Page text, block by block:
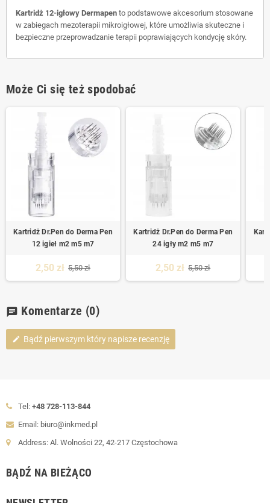
Kartridż 12-igłowy Dermapen to podstawowe akcesorium stosowane
w zabiegach mezoterapii mikroigłowej, które umożliwia skuteczne i
bezpieczne przeprowadzanie terapii poprawiających kondycję skóry.
Może Ci się też spodobać
Kartridż Dr.Pen do Derma Pen
12 igieł m2 m5 m7
2,50 zł 5,50 zł
Kartridż Dr.Pen do Derma Pen
24 igły m2 m5 m7
2,50 zł 5,50 zł
chat Komentarze (0)
edit Bądź pierwszym który napisze recenzję
Tel: +48 728-113-844
Email: biuro@inkmed.pl
Address: Al. Wolności 22, 42-217 Częstochowa
BĄDŹ NA BIEŻĄCO